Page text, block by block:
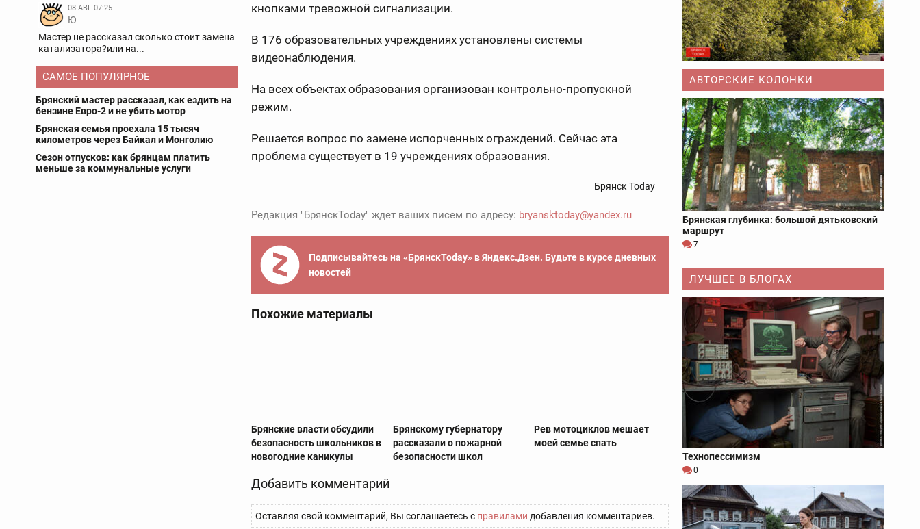
08 АВГ 07:25
Ю
Мастер не рассказал сколько стоит замена
катализатора?или на...
САМОЕ ПОПУЛЯРНОЕ
Брянский мастер рассказал, как ездить на
бензине Евро-2 и не убить мотор
Брянская семья проехала 15 тысяч
километров через Байкал и Монголию
Сезон отпусков: как брянцам платить
меньше за коммунальные услуги
кнопками тревожной сигнализации.
В 176 образовательных учреждениях установлены системы
видеонаблюдения.
На всех объектах образования организован контрольно-пропускной
режим.
Решается вопрос по замене испорченных ограждений. Сейчас эта
проблема существует в 19 учреждениях образования.
Брянск Today
Редакция "БрянскToday" ждет ваших писем по адресу: bryansktoday@yandex.ru
Подписывайтесь на «БрянскToday» в Яндекс.Дзен. Будьте в курсе дневных
новостей
Похожие материалы
Брянские власти обсудили
безопасность школьников в
новогодние каникулы
Брянскому губернатору
рассказали о пожарной
безопасности школ
Рев мотоциклов мешает
моей семье спать
Добавить комментарий
Оставляя свой комментарий, Вы соглашаетесь с правилами добавления комментариев.
АВТОРСКИЕ КОЛОНКИ
Брянская глубинка: большой дятьковский
маршрут
7
ЛУЧШЕЕ В БЛОГАХ
Технопессимизм
0